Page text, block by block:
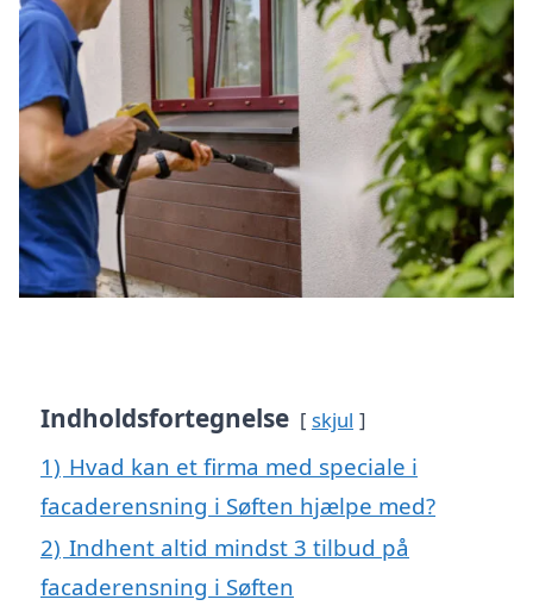
Indholdsfortegnelse skjul
1) Hvad kan et firma med speciale i
facaderensning i Søften hjælpe med?
2) Indhent altid mindst 3 tilbud på
facaderensning i Søften